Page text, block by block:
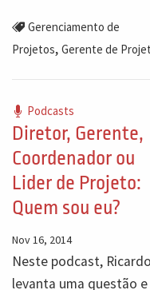
Gerenciamento de
Projetos, Gerente de
Podcasts
Diretor, Gerente,
Coordenador ou
Lider de Projeto:
Quem sou eu?
Nov 16, 2014
Neste podcast, Ricardo
levanta uma questão e